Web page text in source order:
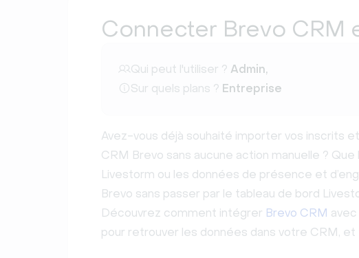
Connecter Brevo CRM
Qui peut l'utiliser ? Admin,
Sur quels plans ? Entreprise
Avez-vous déjà souhaité importer vos inscrits
CRM Brevo sans aucune action manuelle ?
Livestorm ou les données de présence et
Brevo sans passer par le tableau de bord
Découvrez comment intégrer Brevo CRM avec
pour retrouver les données dans votre CRM, et